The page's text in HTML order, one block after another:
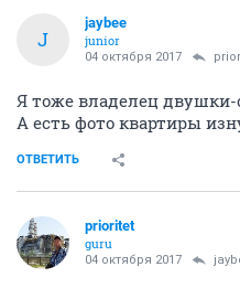
J
jaybee
junior
04 октября 2017
Я тоже владелец
А есть фото квартиры
ОТВЕТИТЬ
prioritet
guru
04 октября 2017